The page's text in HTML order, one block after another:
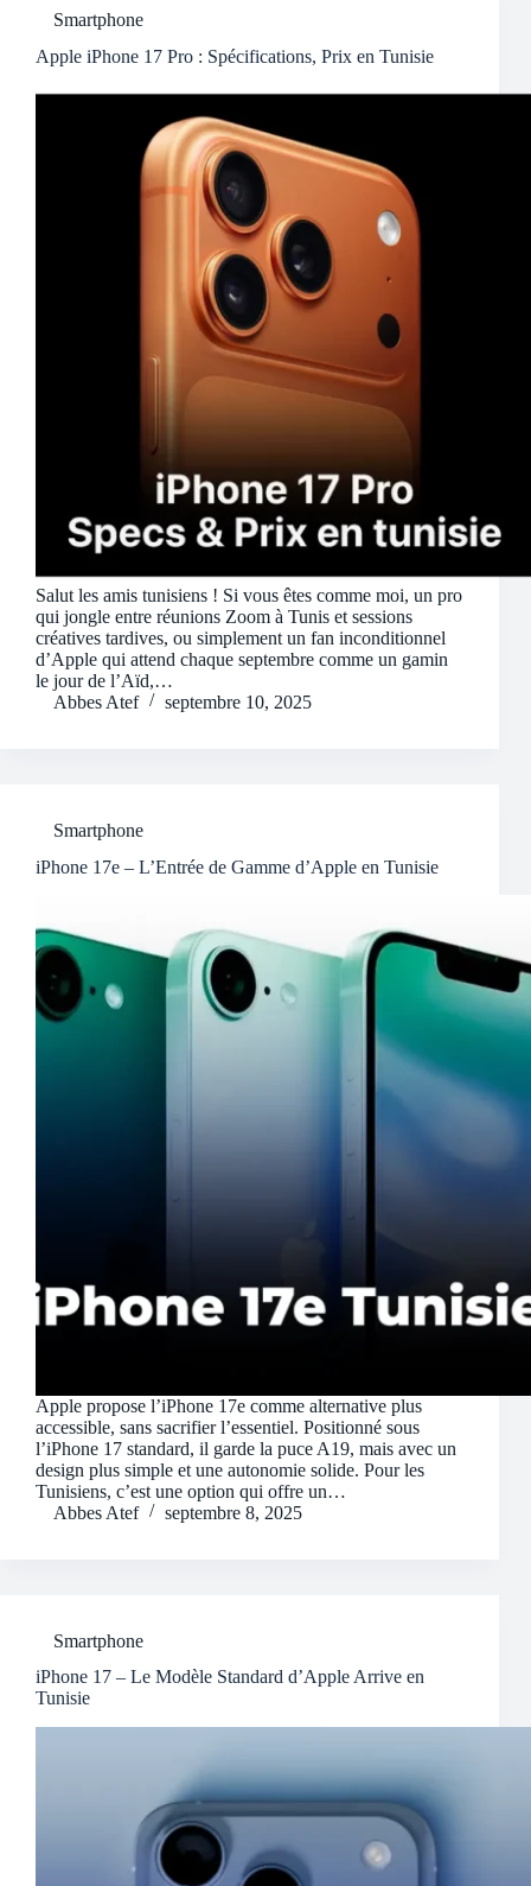
Smartphone
Apple iPhone 17 Pro : Spécifications, Prix en Tunisie
Salut les amis tunisiens ! Si vous êtes comme moi, un pro
qui jongle entre réunions Zoom à Tunis et sessions
créatives tardives, ou simplement un fan inconditionnel
d’Apple qui attend chaque septembre comme un gamin
le jour de l’Aïd,…
Abbes Atef
septembre 10, 2025
Smartphone
iPhone 17e – L’Entrée de Gamme d’Apple en Tunisie
Apple propose l’iPhone 17e comme alternative plus
accessible, sans sacrifier l’essentiel. Positionné sous
l’iPhone 17 standard, il garde la puce A19, mais avec un
design plus simple et une autonomie solide. Pour les
Tunisiens, c’est une option qui offre un…
Abbes Atef
septembre 8, 2025
Smartphone
iPhone 17 – Le Modèle Standard d’Apple Arrive en
Tunisie